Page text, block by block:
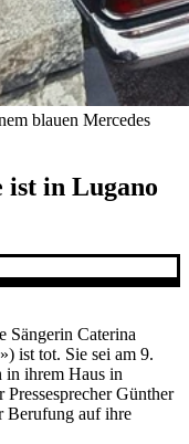
blauen Mercedes
ist in Lugano
Sängerin Caterina
ist tot. Sie sei am 9.
in ihrem Haus in
Günther
Berufung auf ihre